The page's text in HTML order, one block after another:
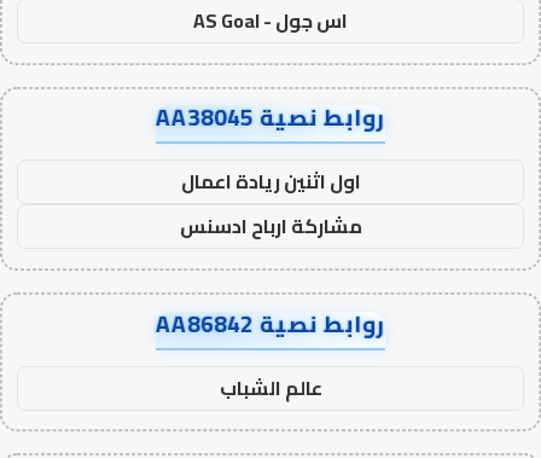
اس جول - AS Goal
روابط نصية AA38045
اول اثنين ريادة اعمال
مشاركة ارباح ادسنس
روابط نصية AA86842
عالم الشباب